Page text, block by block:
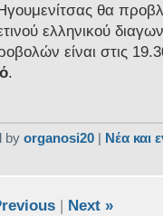
θα
ελληνικού
είναι στις
.
byorganosi20 | Νέα και
|
Next »